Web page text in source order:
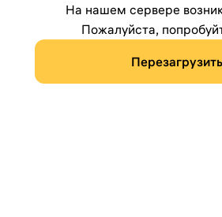
На нашем сервере
Пожалуйста,
Перезагрузить